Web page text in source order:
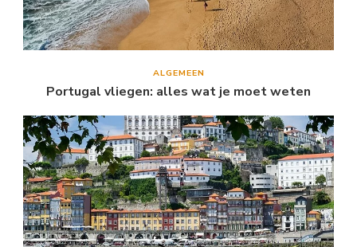
ALGEMEEN
Portugal vliegen: alles wat je moet weten